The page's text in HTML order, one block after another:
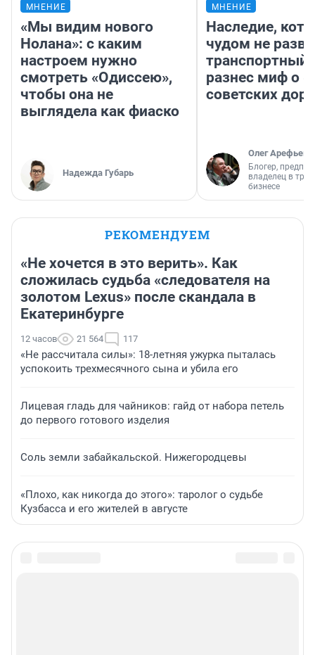
МНЕНИЕ
«Мы видим нового
Нолана»: с каким
настроем нужно
смотреть «Одиссею»,
чтобы она не
выглядела как фиаско
Надежда Губарь
МНЕНИЕ
Наследие,
чудом не
транспортный
разнес миф о
советских
Олег Арефьев
Блогер,
владелец в
бизнесе
РЕКОМЕНДУЕМ
«Не хочется в это верить». Как
сложилась судьба «следователя на
золотом Lexus» после скандала в
Екатеринбурге
12 часов 21 564 117
«Не рассчитала силы»: 18-летняя ужурка пыталась
успокоить трехмесячного сына и убила его
Лицевая гладь для чайников: гайд от набора петель
до первого готового изделия
Соль земли забайкальской. Нижегородцевы
«Плохо, как никогда до этого»: таролог о судьбе
Кузбасса и его жителей в августе